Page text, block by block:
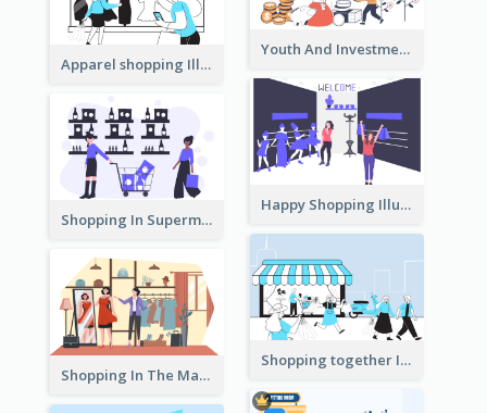
Youth And Investment Illustration
Apparel shopping Illustration
Happy Shopping Illustration
Shopping In Supermarket Illustration
Shopping together Illustration
Shopping In The Mall Illustration